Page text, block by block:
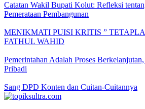
Catatan Wakil Bupati Kolut: Refleksi
Pemerataan Pembangunan
MENIKMATI PUISI KRITIS ”
FATHUL WAHID
Pemerintahan Adalah Proses
Pribadi
Sang DPD Konten dan Cuitan-Cuitannya